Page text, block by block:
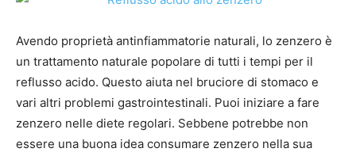
Avendo proprietà antinfiammatorie naturali, lo zenzero è
un trattamento naturale popolare di tutti i tempi per il
reflusso acido. Questo aiuta nel bruciore di stomaco e
vari altri problemi gastrointestinali. Puoi iniziare a fare
zenzero nelle diete regolari. Sebbene potrebbe non
essere una buona idea consumare zenzero nella sua